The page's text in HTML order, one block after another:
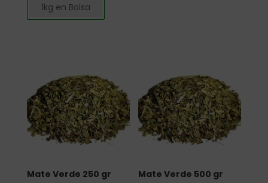
1kg en Bolsa
Mate Verde 250 gr
Mate Verde 500 gr